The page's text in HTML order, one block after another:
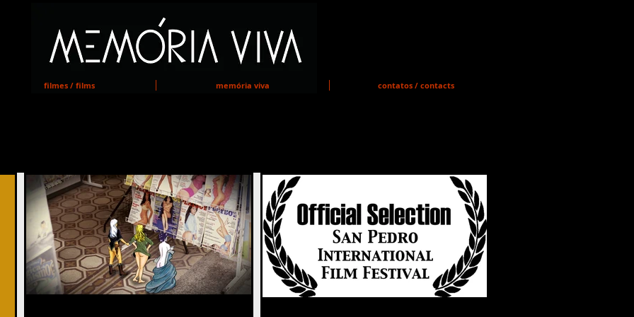
MEMORIA VIVA
filmes / films memória viva contatos / contacts